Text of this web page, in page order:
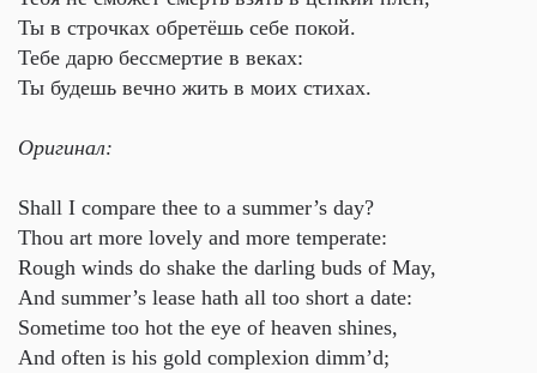
Ты в строчках обретёшь себе покой.
Тебе дарю бессмертие в веках:
Ты будешь вечно жить в моих стихах.
Оригинал:
Shall I compare thee to a summer’s day?
Thou art more lovely and more temperate:
Rough winds do shake the darling buds of May,
And summer’s lease hath all too short a date:
Sometime too hot the eye of heaven shines,
And often is his gold complexion dimm’d;